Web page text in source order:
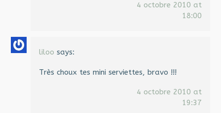
4 octobre 2010 at
18:00
liloo says:
Très choux tes mini serviettes, bravo !!!
4 octobre 2010 at
19:37